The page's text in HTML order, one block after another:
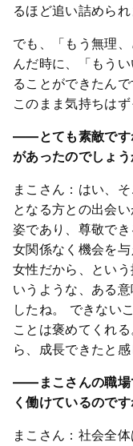
るほど追い詰められ
でも、「もう無理
んだ時に、「もう
ることができたん
このまま気持ちは
――とても素敵です
があったのでしょう
まこさん：はい、
となる方との出会
姿であり、尊敬で
女関係なく機会を与
女性だから、とい
いうような、ある
したね。 できない
ことは褒めてくれ
ら、成長できたと感
――まこさんの職場
く働けているのです
まこさん：社会全